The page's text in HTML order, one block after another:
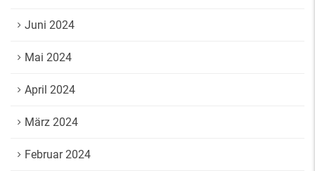
Juni 2024
Mai 2024
April 2024
März 2024
Februar 2024